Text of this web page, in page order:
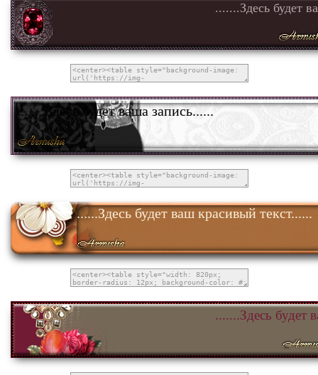
.......Здесь будет
........Здесь будет ваша запись......
......Здесь будет ваш красивый текст......
.......Здесь будет